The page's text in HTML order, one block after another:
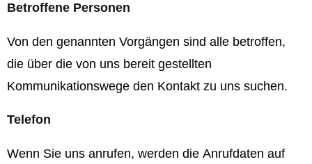
Betroffene Personen
Von den genannten Vorgängen sind alle betroffen,
die über die von uns bereit gestellten
Kommunikationswege den Kontakt zu uns suchen.
Telefon
Wenn Sie uns anrufen, werden die Anrufdaten auf